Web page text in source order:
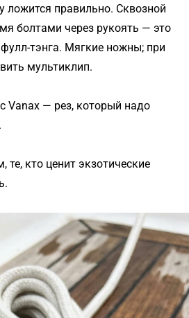
ложится правильно. Сквозной
болтами через рукоять — это
тэнга. Мягкие ножны; при
мультиклип.
Vanax — рез, который надо
те, кто ценит экзотические